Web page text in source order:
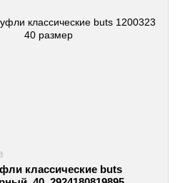
классические buts